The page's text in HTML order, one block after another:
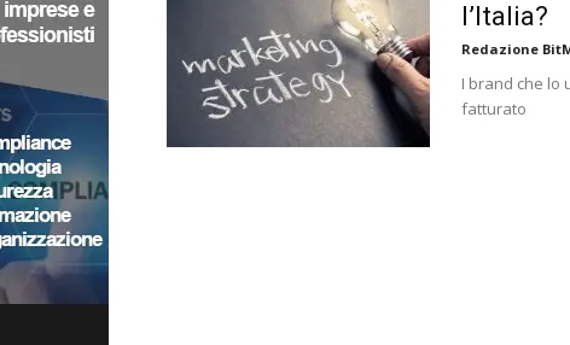
l’Italia?
Redazione
I brand che lo
fatturato